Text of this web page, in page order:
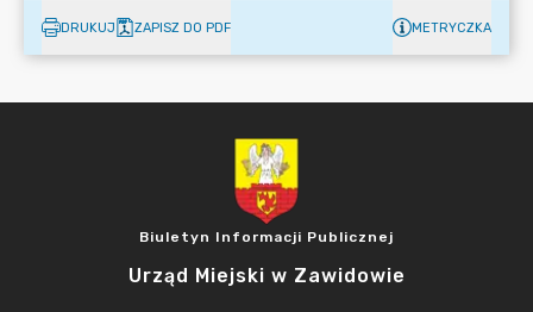
DRUKUJ ZAPISZ DO PDF METRYCZKA
Biuletyn Informacji Publicznej
Urząd Miejski w Zawidowie